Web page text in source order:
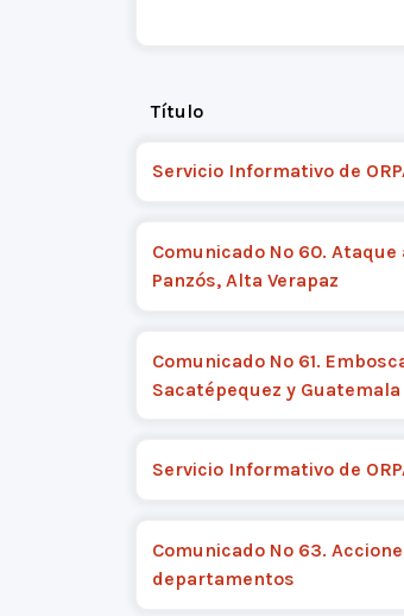
Título
Servicio Informativo de
Comunicado Nº 60.
Panzós, Alta Verapaz
Comunicado Nº 61.
Sacatépequez y Guatemala
Servicio Informativo de
Comunicado Nº 63.
departamentos